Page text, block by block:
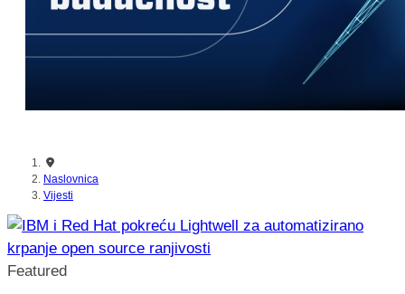
Naslovnica
Vijesti
Featured